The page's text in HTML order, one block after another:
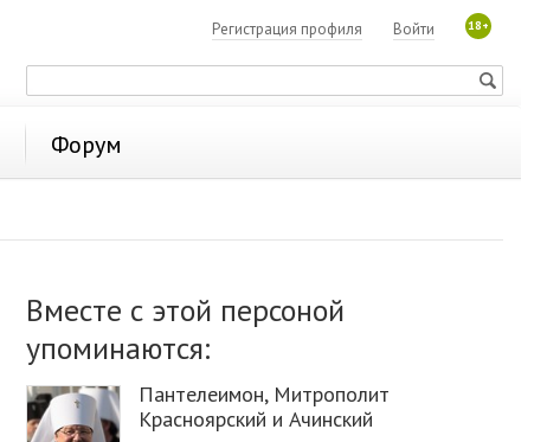
18+
Войти
Регистрация профиля
Форум
Вместе с этой персоной
упоминаются:
Пантелеимон, Митрополит
Красноярский и Ачинский